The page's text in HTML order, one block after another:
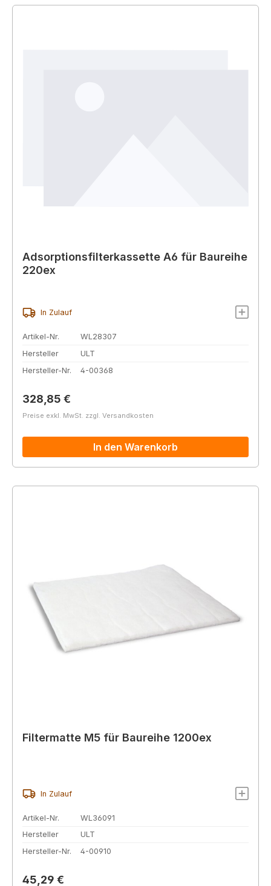
Adsorptionsfilterkassette A6 für Baureihe
220ex
In Zulauf
Artikel-Nr.
WL28307
Hersteller
ULT
Hersteller-Nr.
4-00368
Regulärer Preis:
328,85 €
Preise exkl. MwSt. zzgl. Versandkosten
In den Warenkorb
Filtermatte M5 für Baureihe 1200ex
In Zulauf
Artikel-Nr.
WL36091
Hersteller
ULT
Hersteller-Nr.
4-00910
Regulärer Preis:
45,29 €